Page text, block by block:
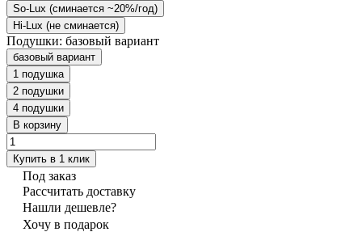
So-Lux (cминается ~20%/год)
Hi-Lux (не сминается)
Подушки: базовый вариант
базовый вариант
1 подушка
2 подушки
4 подушки
В корзину
Купить в 1 клик
Под заказ
Рассчитать доставку
Нашли дешевле?
Хочу в подарок